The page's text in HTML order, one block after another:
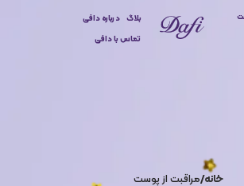
بلاگ درباره دافی
تماس با دافی
خانه مراقبت از پوست